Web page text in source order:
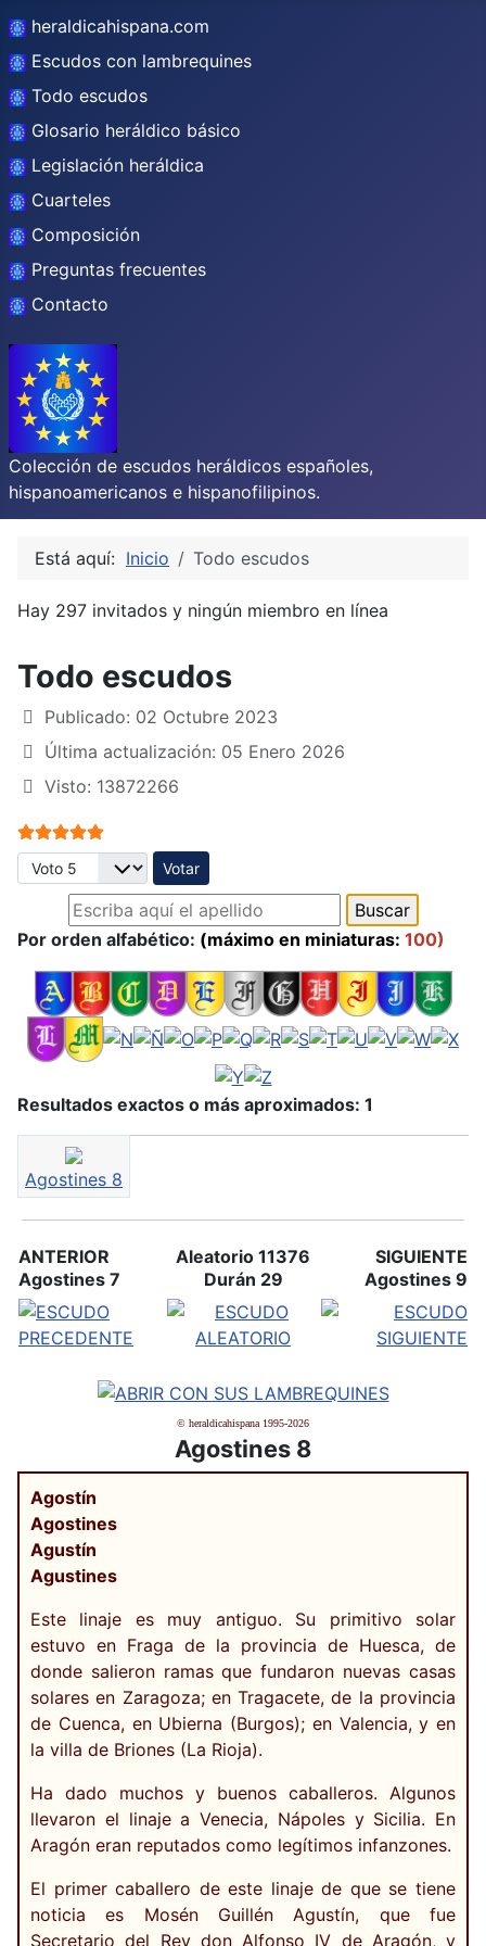
heraldicahispana.com
Escudos con lambrequines
Todo escudos
Glosario heráldico básico
Legislación heráldica
Cuarteles
Composición
Preguntas frecuentes
Contacto
Colección de escudos heráldicos españoles,
hispanoamericanos e hispanofilipinos.
Está aquí: Inicio Todo escudos
Hay 297 invitados y ningún miembro en línea
Todo escudos
Publicado: 02 Octubre 2023
Última actualización: 05 Enero 2026
Visto: 13872266
Ratio:5/5
Por favor, vote
Por orden alfabético: (máximo en miniaturas: 100)
Resultados exactos o más aproximados: 1
Agostines 8
ANTERIOR
Agostines 7
Aleatorio 11376
Durán 29
SIGUIENTE
Agostines 9
© heraldicahispana 1995-2026
Agostines 8
Agostín
Agostines
Agustín
Agustines
Este linaje es muy antiguo. Su primitivo solar
estuvo en Fraga de la provincia de Huesca, de
donde salieron ramas que fundaron nuevas casas
solares en Zaragoza; en Tragacete, de la provincia
de Cuenca, en Ubierna (Burgos); en Valencia, y en
la villa de Briones (La Rioja).
Ha dado muchos y buenos caballeros. Algunos
llevaron el linaje a Venecia, Nápoles y Sicilia. En
Aragón eran reputados como legítimos infanzones.
El primer caballero de este linaje de que se tiene
noticia es Mosén Guillén Agustín, que fue
Secretario del Rey don Alfonso IV de Aragón, y